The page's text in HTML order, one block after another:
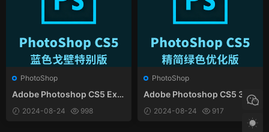
PhotoShop
Adobe Photoshop CS5 Exte
nded 蓝色戈壁特别版
2024-08-24 998
PhotoShop
Adobe Photoshop CS5 32/
64位 精简绿色优化版
2024-08-24 917